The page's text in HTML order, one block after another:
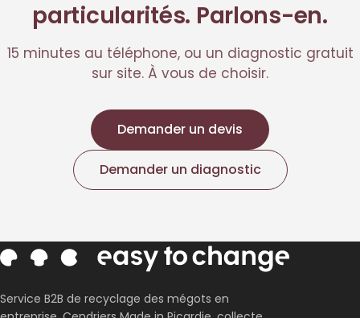
particularités. Parlons-en.
15 minutes au téléphone, ou un diagnostic gratuit
sur site. À vous de choisir.
Demander un devis
Demander un diagnostic
Service B2B de recyclage des mégots en